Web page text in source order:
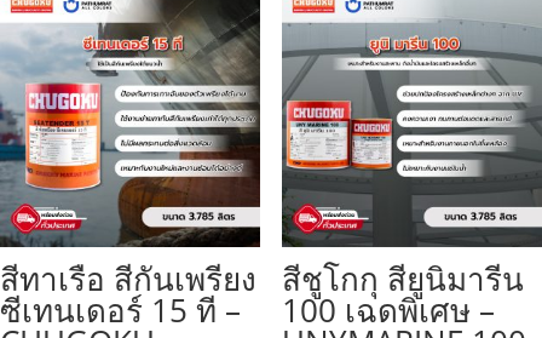
สีทาเรือ สีกันเพรียง
ซีเทนเดอร์ 15 ที –
สีชูโกกุ สียูนิมารีน
100 เฉดพิเศษ –